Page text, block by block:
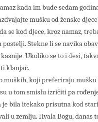
kada im bude sedam
mušku od ženske
se kod djece, kroz namaz,
Stekne li se navika
Ukoliko se to i desi,
klanjač.
muških, koji preferiraju
u tom smislu izričiti pa
bila itekako prisutna kod
u zemlju. Hvala Bogu, danas